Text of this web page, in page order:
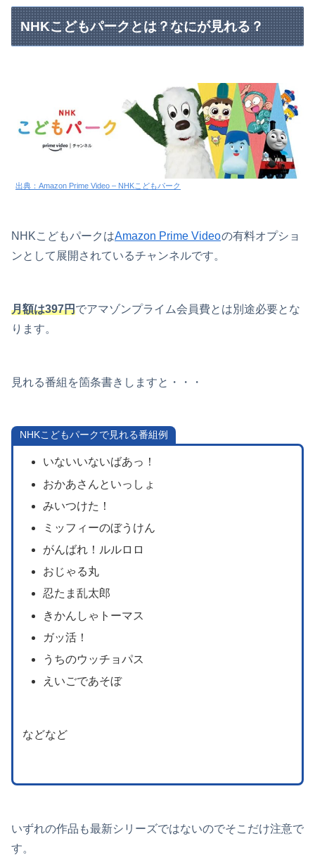
NHKこどもパークとは？なにが見れる？
出典：Amazon Prime Video – NHKこどもパーク
NHKこどもパークはAmazon Prime Videoの有料オプショ
ンとして展開されているチャンネルです。
月額は397円でアマゾンプライム会員費とは別途必要とな
ります。
見れる番組を箇条書きしますと・・・
NHKこどもパークで見れる番組例
いないいないばあっ！
おかあさんといっしょ
みいつけた！
ミッフィーのぼうけん
がんばれ！ルルロロ
おじゃる丸
忍たま乱太郎
きかんしゃトーマス
ガッ活！
うちのウッチョパス
えいごであそぼ
などなど
いずれの作品も最新シリーズではないのでそこだけ注意で
す。